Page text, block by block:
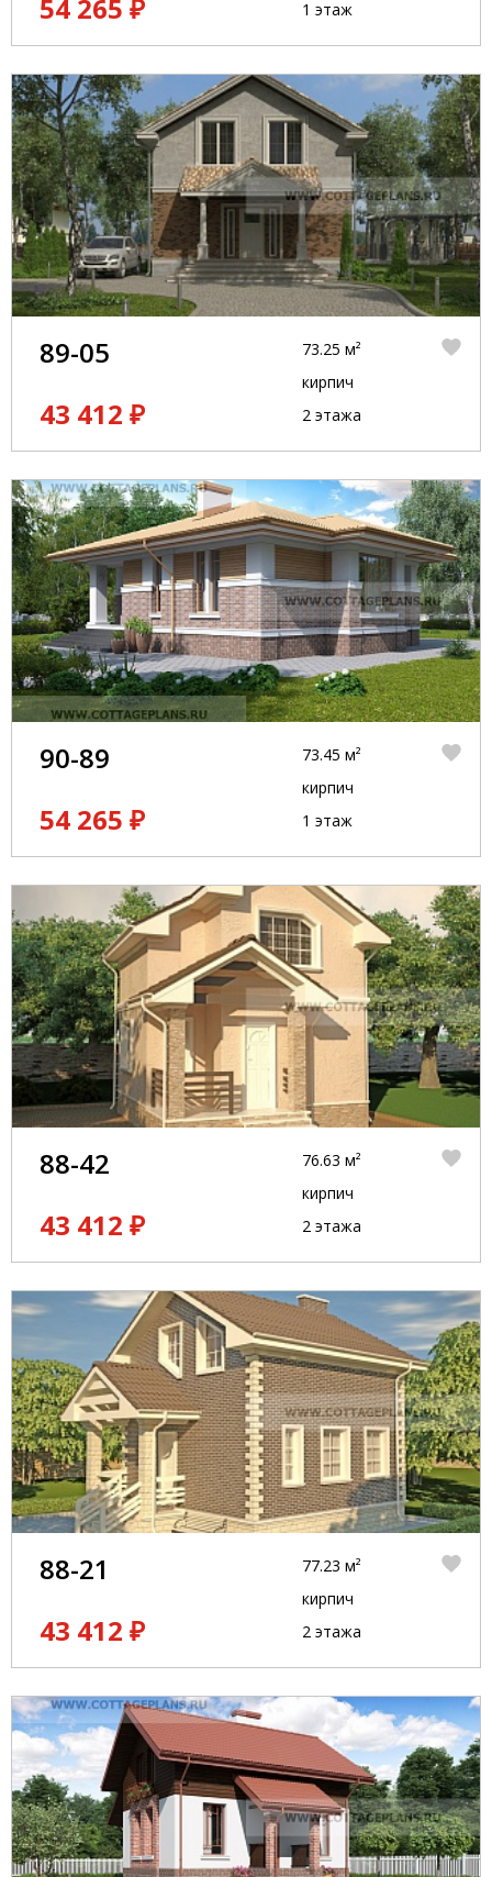
54 265 ₽
1 этаж
89-05
43 412 ₽
73.25 м²
кирпич
2 этажа
90-89
54 265 ₽
73.45 м²
кирпич
1 этаж
88-42
43 412 ₽
76.63 м²
кирпич
2 этажа
88-21
43 412 ₽
77.23 м²
кирпич
2 этажа